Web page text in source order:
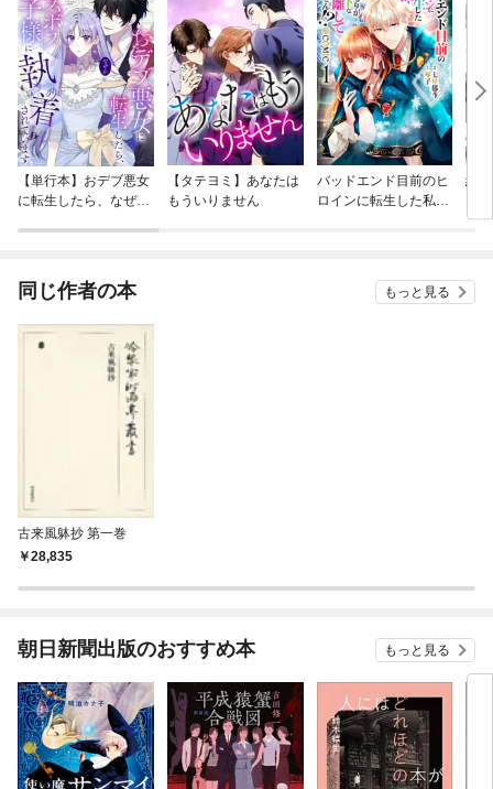
【単行本】おデブ悪女
に転生したら、なぜか
【タテヨミ】あなたは
もういりません
バッドエンド目前のヒ
ロインに転生した私、
結
同じ作者の本 もっと見る
古来風躰抄 第一巻
28,835
朝日新聞出版のおすすめ本 もっと見る